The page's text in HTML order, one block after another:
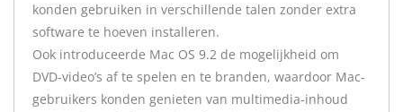
konden gebruiken in verschillende talen zonder extra
software te hoeven installeren.
Ook introduceerde Mac OS 9.2 de mogelijkheid om
DVD-video’s af te spelen en te branden, waardoor Mac-
gebruikers konden genieten van multimedia-inhoud